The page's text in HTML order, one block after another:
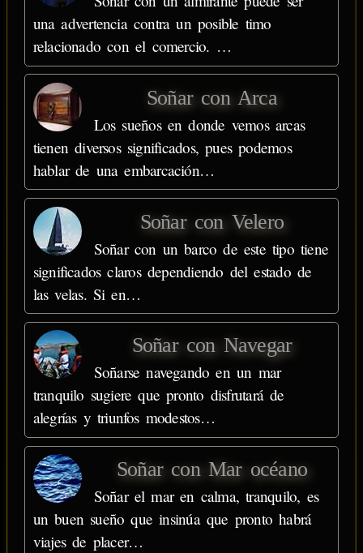
una advertencia contra un posible timo
relacionado con el comercio. …
Soñar con Arca
Los sueños en donde vemos arcas
tienen diversos significados, pues podemos
hablar de una embarcación…
Soñar con Velero
Soñar con un barco de este tipo tiene
significados claros dependiendo del estado de
las velas. Si en…
Soñar con Navegar
Soñarse navegando en un mar
tranquilo sugiere que pronto disfrutará de
alegrías y triunfos modestos…
Soñar con Mar océano
Soñar el mar en calma, tranquilo, es
un buen sueño que insinúa que pronto habrá
viajes de placer…